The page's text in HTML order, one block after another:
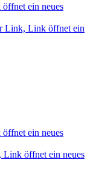
ein neues
Link, Link öffnet ein
ein neues
öffnet ein neues